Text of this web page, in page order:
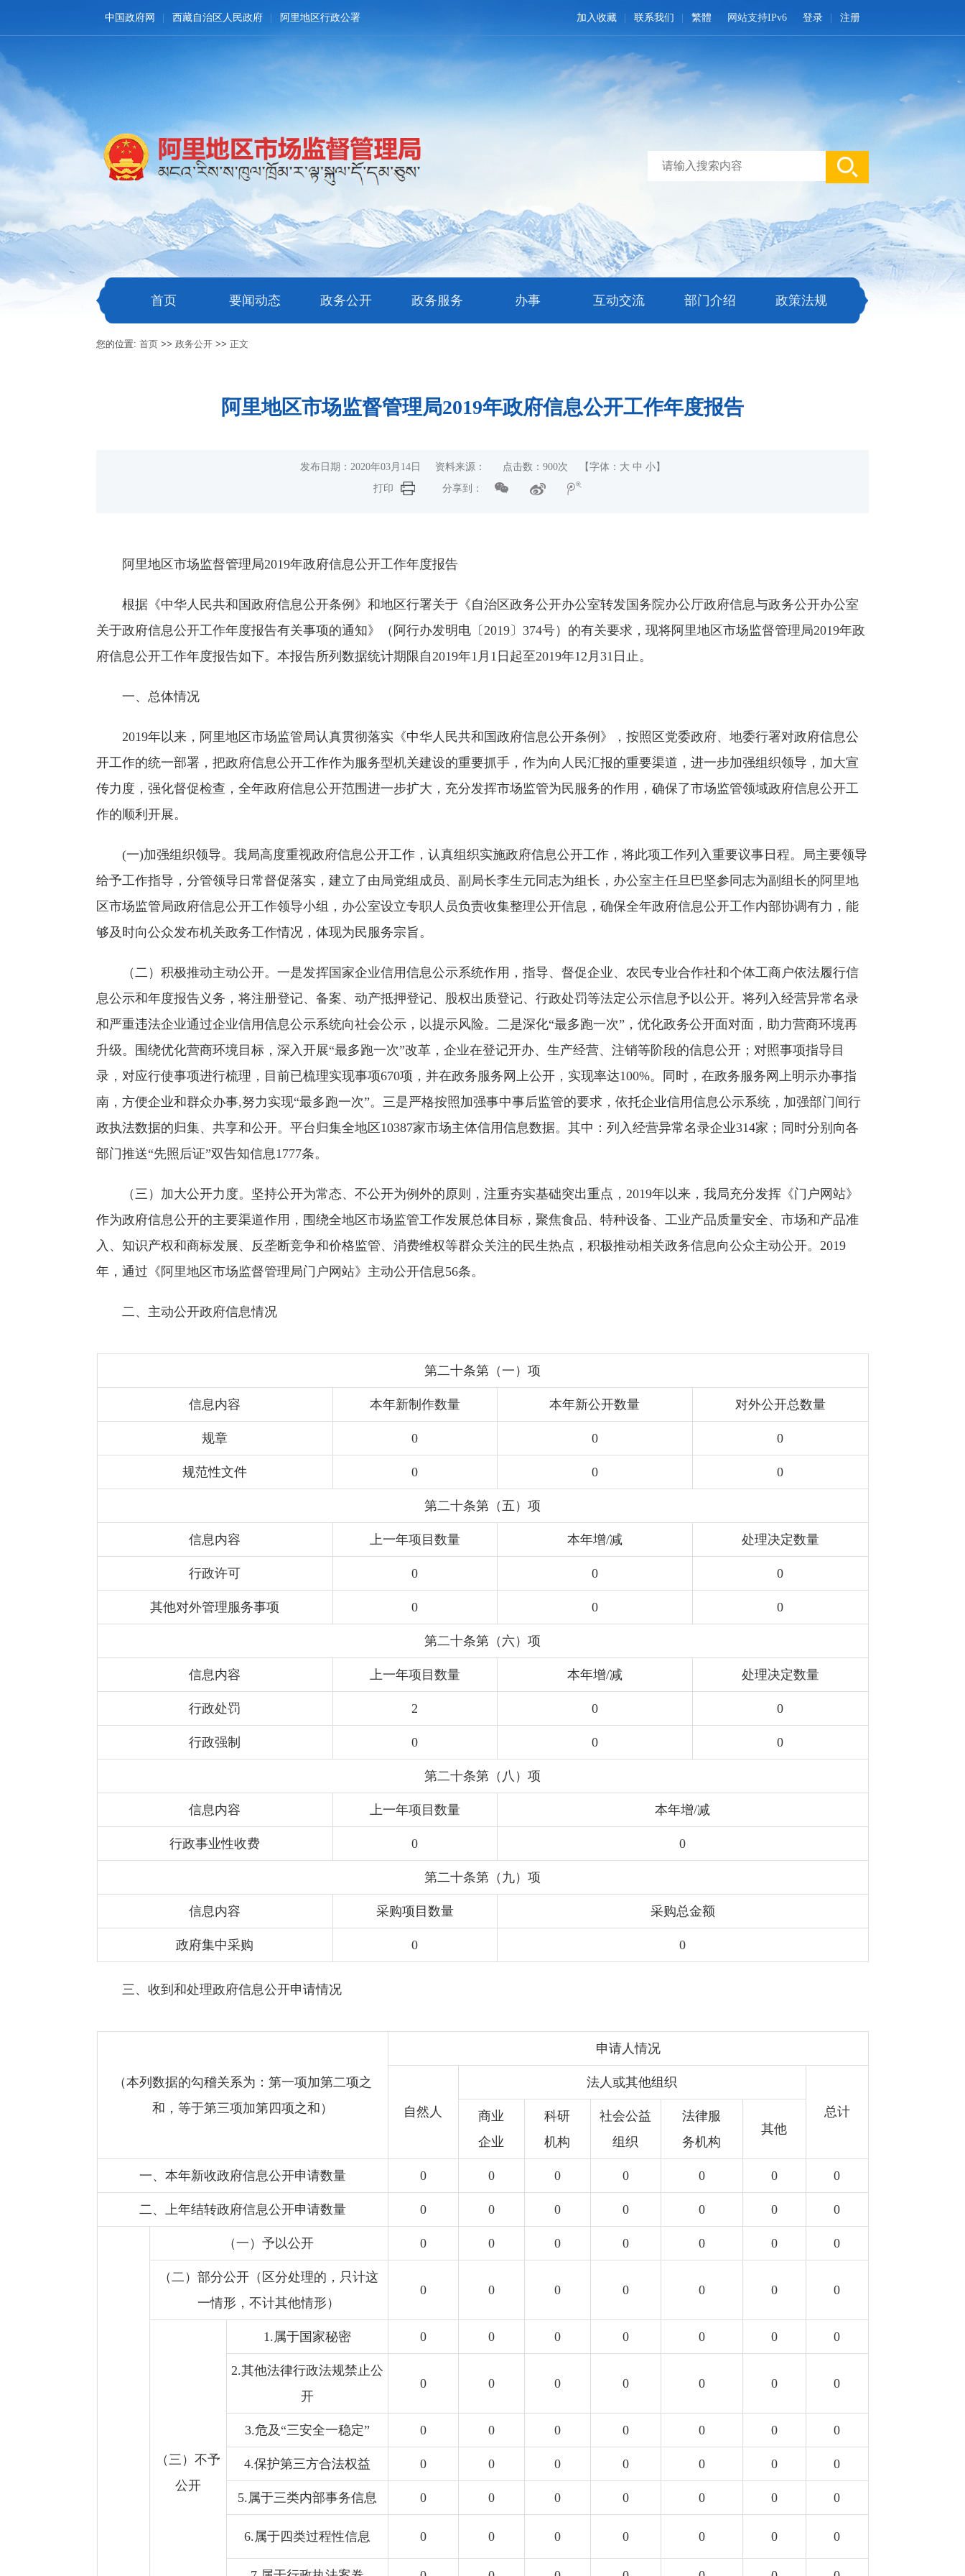
中国政府网 西藏自治区人民政府 阿里地区行政公署 登录 注册
网站支持IPv6
加入收藏 联系我们 繁體
首页 要闻动态 政务公开 政务服务 办事 互动交流 部门介绍 政策法规
您的位置:首页 >>政务公开 >>正文
阿里地区市场监督管理局2019年政府信息公开工作年度报告
发布日期：2020年03月14日 资料来源： 点击数： 900次 【字体： 大 中 小】
打印
分享到：
阿里地区市场监督管理局2019年政府信息公开工作年度报告
根据《中华人民共和国政府信息公开条例》和地区行署关于《自治区政务公开办公室转发国务院办公厅政府信息与政务公开办公室
关于政府信息公开工作年度报告有关事项的通知》（阿行办发明电〔2019〕374号）的有关要求，现将阿里地区市场监督管理局2019年政
府信息公开工作年度报告如下。本报告所列数据统计期限自2019年1月1日起至2019年12月31日止。
一、总体情况
2019年以来，阿里地区市场监管局认真贯彻落实《中华人民共和国政府信息公开条例》，按照区党委政府、地委行署对政府信息公
开工作的统一部署，把政府信息公开工作作为服务型机关建设的重要抓手，作为向人民汇报的重要渠道，进一步加强组织领导，加大宣
传力度，强化督促检查，全年政府信息公开范围进一步扩大，充分发挥市场监管为民服务的作用，确保了市场监管领域政府信息公开工
作的顺利开展。
(一)加强组织领导。我局高度重视政府信息公开工作，认真组织实施政府信息公开工作，将此项工作列入重要议事日程。局主要领导
给予工作指导，分管领导日常督促落实，建立了由局党组成员、副局长李生元同志为组长，办公室主任旦巴坚参同志为副组长的阿里地
区市场监管局政府信息公开工作领导小组，办公室设立专职人员负责收集整理公开信息，确保全年政府信息公开工作内部协调有力，能
够及时向公众发布机关政务工作情况，体现为民服务宗旨。
（二）积极推动主动公开。一是发挥国家企业信用信息公示系统作用，指导、督促企业、农民专业合作社和个体工商户依法履行信
息公示和年度报告义务，将注册登记、备案、动产抵押登记、股权出质登记、行政处罚等法定公示信息予以公开。将列入经营异常名录
和严重违法企业通过企业信用信息公示系统向社会公示，以提示风险。二是深化“最多跑一次”，优化政务公开面对面，助力营商环境再
升级。围绕优化营商环境目标，深入开展“最多跑一次”改革，企业在登记开办、生产经营、注销等阶段的信息公开；对照事项指导目
录，对应行使事项进行梳理，目前已梳理实现事项670项，并在政务服务网上公开，实现率达100%。同时，在政务服务网上明示办事指
南，方便企业和群众办事,努力实现“最多跑一次”。三是严格按照加强事中事后监管的要求，依托企业信用信息公示系统，加强部门间行
政执法数据的归集、共享和公开。平台归集全地区10387家市场主体信用信息数据。其中：列入经营异常名录企业314家；同时分别向各
部门推送“先照后证”双告知信息1777条。
（三）加大公开力度。坚持公开为常态、不公开为例外的原则，注重夯实基础突出重点，2019年以来，我局充分发挥《门户网站》
作为政府信息公开的主要渠道作用，围绕全地区市场监管工作发展总体目标，聚焦食品、特种设备、工业产品质量安全、市场和产品准
入、知识产权和商标发展、反垄断竞争和价格监管、消费维权等群众关注的民生热点，积极推动相关政务信息向公众主动公开。2019
年，通过《阿里地区市场监督管理局门户网站》主动公开信息56条。
二、主动公开政府信息情况
第二十条第（一）项
信息内容 本年新制作数量 本年新公开数量 对外公开总数量
规章 0 0 0
规范性文件 0 0 0
第二十条第（五）项
信息内容 上一年项目数量 本年增/减 处理决定数量
行政许可 0 0 0
其他对外管理服务事项 0 0 0
第二十条第（六）项
信息内容 上一年项目数量 本年增/减 处理决定数量
行政处罚 2 0 0
行政强制 0 0 0
第二十条第（八）项
信息内容 上一年项目数量 本年增/减
行政事业性收费 0 0
第二十条第（九）项
信息内容 采购项目数量 采购总金额
政府集中采购 0 0
三、收到和处理政府信息公开申请情况
（本列数据的勾稽关系为：第一项加第二项之
和，等于第三项加第四项之和）
申请人情况
自然人
法人或其他组织
总计
商业
企业
科研
机构
社会公益
组织
法律服
务机构
其他
一、本年新收政府信息公开申请数量 0 0 0 0 0 0 0
二、上年结转政府信息公开申请数量 0 0 0 0 0 0 0
（一）予以公开 0 0 0 0 0 0 0
（二）部分公开（区分处理的，只计这
一情形，不计其他情形）
0 0 0 0 0 0 0
（三）不予
公开
1.属于国家秘密 0 0 0 0 0 0 0
2.其他法律行政法规禁止公
开
0 0 0 0 0 0 0
3.危及“三安全一稳定” 0 0 0 0 0 0 0
4.保护第三方合法权益 0 0 0 0 0 0 0
5.属于三类内部事务信息 0 0 0 0 0 0 0
6.属于四类过程性信息 0 0 0 0 0 0 0